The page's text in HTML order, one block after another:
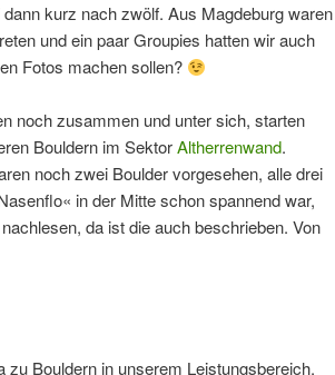
kurz nach zwölf. Aus Magdeburg waren
und ein paar Groupies hatten wir auch
Fotos machen sollen?
noch zusammen und unter sich, starten
Bouldern im SektorAltherrenwand.
noch zwei Boulder vorgesehen, alle drei
in der Mitte schon spannend war,
da ist die auch beschrieben. Von
zu Bouldern in unserem Leistungsbereich,